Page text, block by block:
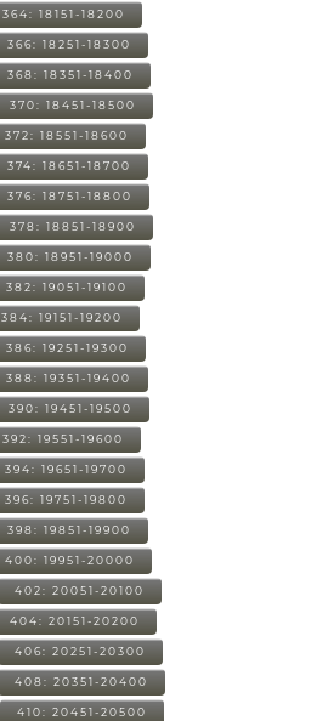
364: 18151-18200
366: 18251-18300
368: 18351-18400
370: 18451-18500
372: 18551-18600
374: 18651-18700
376: 18751-18800
378: 18851-18900
380: 18951-19000
382: 19051-19100
384: 19151-19200
386: 19251-19300
388: 19351-19400
390: 19451-19500
392: 19551-19600
394: 19651-19700
396: 19751-19800
398: 19851-19900
400: 19951-20000
402: 20051-20100
404: 20151-20200
406: 20251-20300
408: 20351-20400
410: 20451-20500